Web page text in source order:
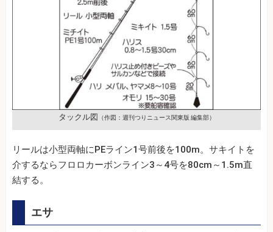
タックル図 （作図：週刊つりニュース関東版 編集部）
リールは小型両軸にPEライン1号前後を100m。サキイトを
介するならフロロカーボンライン3～4号を80cm～1.5m直
結する。
エサ